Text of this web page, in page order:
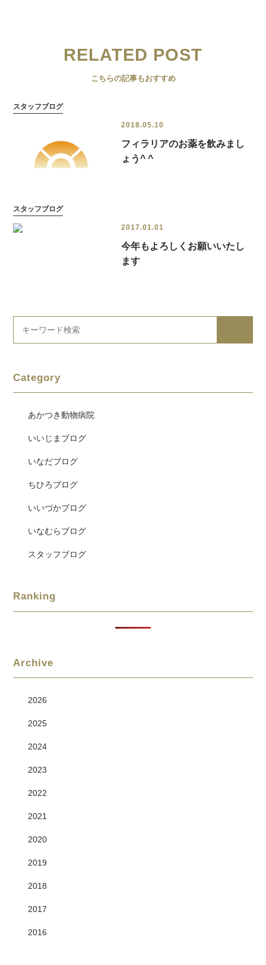
RELATED POST
こちらの記事もおすすめ
スタッフブログ
2018.05.10
フィラリアのお薬を飲みまし
ょう^ ^
スタッフブログ
2017.01.01
今年もよろしくお願いいたし
ます
Category
あかつき動物病院
いいじまブログ
いなだブログ
ちひろブログ
いいづかブログ
いなむらブログ
スタッフブログ
Ranking
Archive
2026
2025
2024
2023
2022
2021
2020
2019
2018
2017
2016